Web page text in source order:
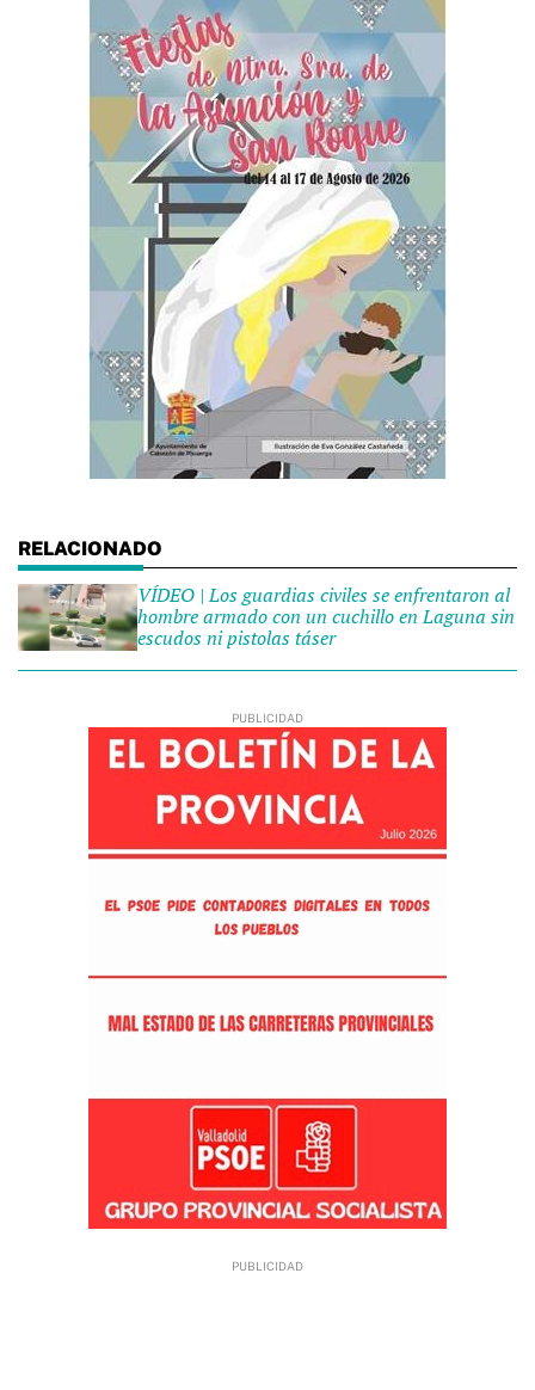
VÍDEO | Los guardias civiles se enfrentaron al
hombre armado con un cuchillo en Laguna sin
escudos ni pistolas táser